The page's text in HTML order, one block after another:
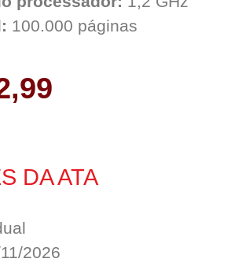
100.000 páginas
DA ATA
2026